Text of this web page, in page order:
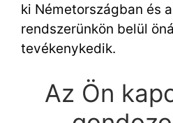
ki Németországban és
rendszerünkön belül
tevékenykedik.
Az Ön